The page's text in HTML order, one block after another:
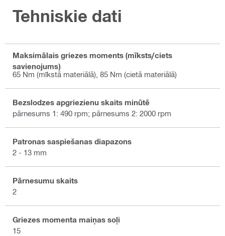
Tehniskie dati
Maksimālais griezes moments (mīksts/ciets
savienojums)
65 Nm (mīkstā materiālā), 85 Nm (cietā materiālā)
Bezslodzes apgriezienu skaits minūtē
pārnesums 1: 490 rpm; pārnesums 2: 2000 rpm
Patronas saspiešanas diapazons
2 - 13 mm
Pārnesumu skaits
2
Griezes momenta maiņas soļi
15